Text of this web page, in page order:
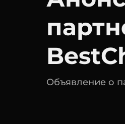
Объявление о